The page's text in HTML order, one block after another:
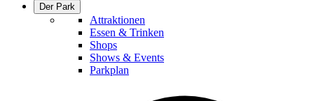
Der Park
Attraktionen
Essen & Trinken
Shops
Shows & Events
Parkplan